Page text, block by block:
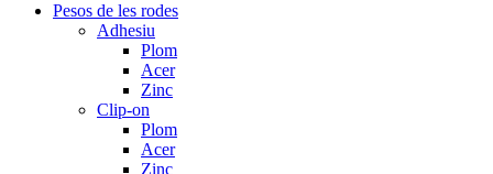
Pesos de les rodes
Adhesiu
Plom
Acer
Zinc
Clip-on
Plom
Acer
Zinc